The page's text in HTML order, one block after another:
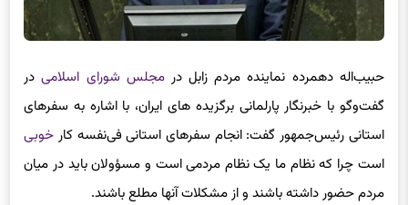
حبیب‌اله دهمرده نماینده مردم زابل درمجلس شورای اسلامیدر
گفت‌وگو با خبرنگار پارلمانی برگزیده های ایران،‌ با اشاره به سفرهای
استانی رئیس‌جمهور گفت: انجام سفرهای استانی فی‌نفسه کار خوبی
است چرا که نظام ما یک نظام مردمی است و مسؤولانباید در میان
مردم حضور داشته باشند و از مشکلات آنها مطلع باشند.